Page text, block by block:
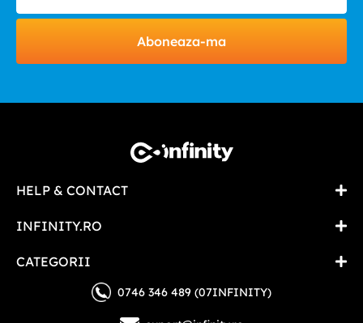
Aboneaza-ma
HELP & CONTACT
INFINITY.RO
CATEGORII
0746 346 489 (07INFINITY)